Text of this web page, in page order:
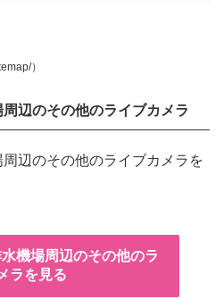
）
辺のその他のライブカメラ
辺のその他のライブカメラを
機場周辺のその他のラ
ラを見る